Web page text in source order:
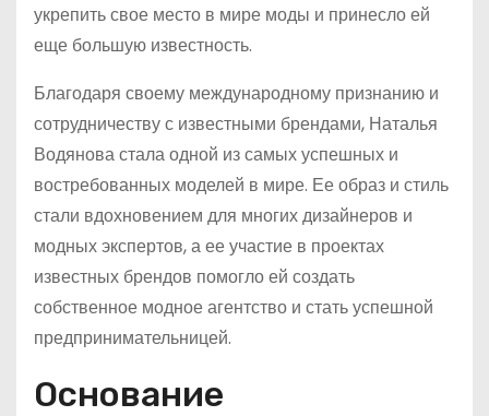
укрепить свое место в мире моды и принесло ей
еще большую известность.
Благодаря своему международному признанию и
сотрудничеству с известными брендами, Наталья
Водянова стала одной из самых успешных и
востребованных моделей в мире. Ее образ и стиль
стали вдохновением для многих дизайнеров и
модных экспертов, а ее участие в проектах
известных брендов помогло ей создать
собственное модное агентство и стать успешной
предпринимательницей.
Основание